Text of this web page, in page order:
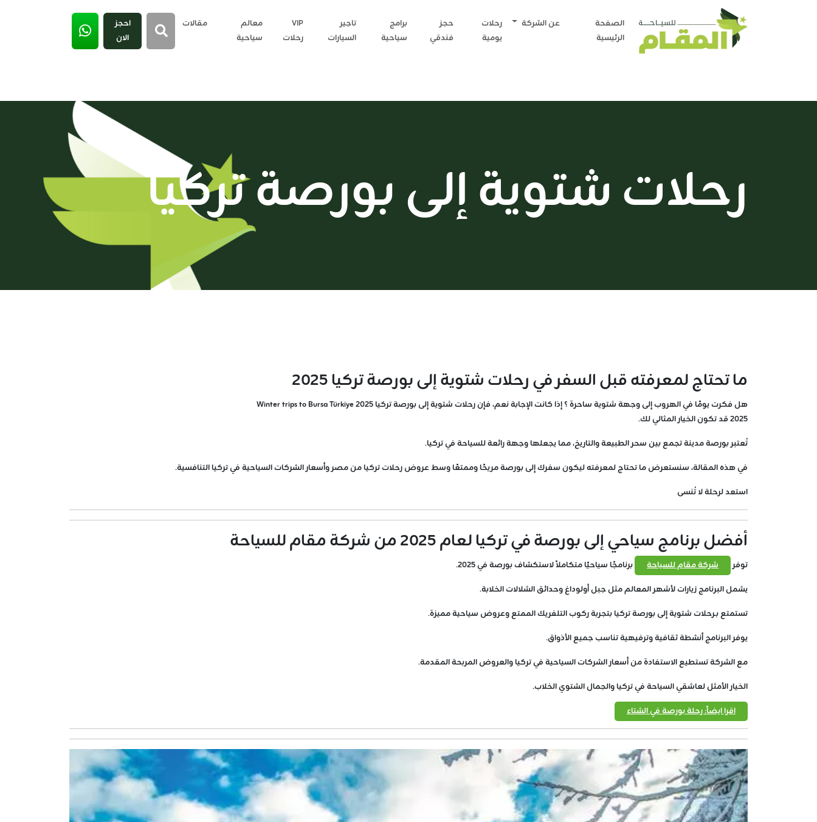
الصفحة
الرئيسية
عن الشركة
رحلات
يومية
حجز
فندقي
برامج
سياحية
تاجير
السيارات
VIP
رحلات
معالم
سياحية
مقالات
احجز
الان
رحلات شتوية إلى بورصة تركيا
ما تحتاج لمعرفته قبل السفر في رحلات شتوية إلى بورصة تركيا 2025
هل فكرت يومًا في الهروب إلى وجهة شتوية ساحرة ؟ إذا كانت الإجابة نعم، فإن رحلات شتوية إلى بورصة تركيا 2025 Winter trips to Bursa Türkiye
2025 قد تكون الخيار المثالي لك.
تُعتبر بورصة مدينة تجمع بين سحر الطبيعة والتاريخ، مما يجعلها وجهة رائعة للسياحة في تركيا.
في هذه المقالة، سنستعرض ما تحتاج لمعرفته ليكون سفرك إلى بورصة مريحًا وممتعًا وسط عروض رحلات تركيا من مصر وأسعار الشركات السياحية في تركيا التنافسية.
استعد لرحلة لا تُنسى
أفضل برنامج سياحي إلى بورصة في تركيا لعام 2025 من شركة مقام للسياحة
توفر شركة مقام للسياحة
برنامجًا سياحيًا متكاملاً لاستكشاف بورصة في 2025.
يشمل البرنامج زيارات لأشهر المعالم مثل جبل أولوداغ وحدائق الشلالات الخلابة.
تستمتع بـرحلات شتوية إلى بورصة تركيا بتجربة ركوب التلفريك الممتع وعروض سياحية مميزة.
يوفر البرنامج أنشطة ثقافية وترفيهية تناسب جميع الأذواق.
مع الشركة تستطيع الاستفادة من أسعار الشركات السياحية في تركيا والعروض المربحة المقدمة.
الخيار الأمثل لعاشقي السياحة في تركيا والجمال الشتوي الخلاب.
اقرا ايضاً: رحلة بورصة في الشتاء